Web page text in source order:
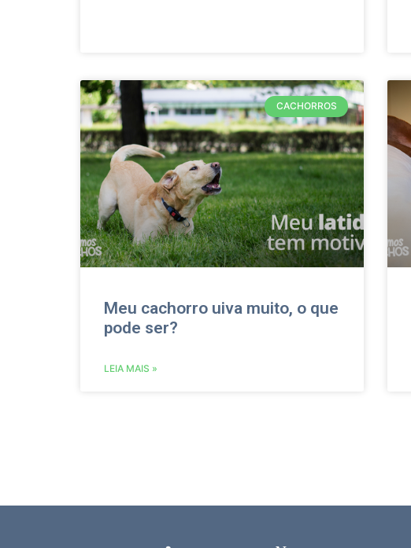
CACHORROS
Meu cachorro uiva muito, o que
pode ser?
LEIA MAIS »